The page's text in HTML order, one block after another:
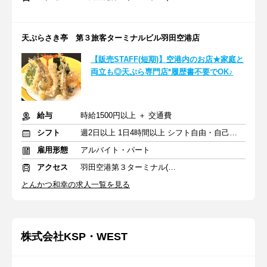
天ぷらさき亭 第３旅客ターミナルビル羽田空港店
【販売STAFF(短期)】空港内のお店★家庭と
両立も◎天ぷら専門店*履歴書不要でOK♪
給与
時給1500円以上 ＋ 交通費
シフト
週2日以上 1日4時間以上 シフト自由・自己申告
雇用形態
アルバイト・パート
アクセス
羽田空港第３ターミナル(東京モノレール)駅 徒歩5分
とんかつ和幸の求人一覧を見る
株式会社KSP・WEST